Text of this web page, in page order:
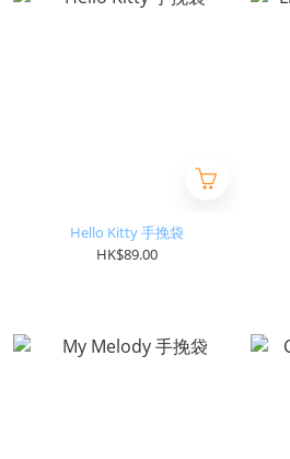
Hello Kitty 手挽袋
HK$89.00